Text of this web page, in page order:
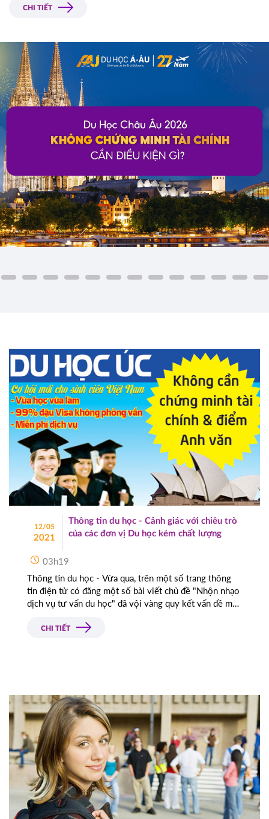
học châu Âu không cần chứng minh tài chính là gì và những
CHI TIẾT
12/05
2021
Thông tin du học - Cảnh giác với chiêu trò
của các đơn vị Du học kém chất lượng
03h19
Thông tin du học - Vừa qua, trên một số trang thông
tin điện tử có đăng một số bài viết chủ đề "Nhộn nhạo
dịch vụ tư vấn du học" đã vội vàng quy kết vấn đề một
dịch vụ du học dỏm lấy cái cớ ngụy biện cho cách kinh
CHI TIẾT